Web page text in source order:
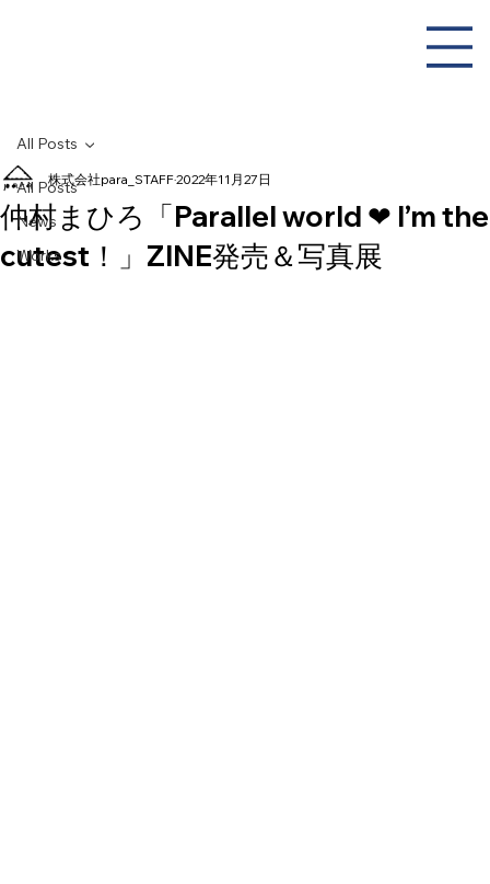
All Posts
News
Works
All Posts
仲村まひろ「Parallel world ❤︎ I’m the
cutest！」ZINE発売＆写真展
株式会社para_STAFF2022年11月27日